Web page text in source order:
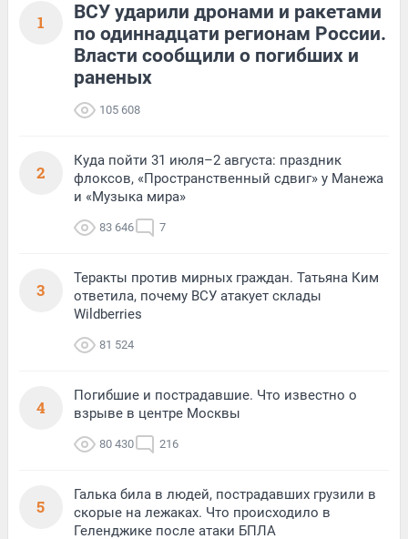
1
ВСУ ударили дронами и ракетами
по одиннадцати регионам России.
Власти сообщили о погибших и
раненых
105 608
2
Куда пойти 31 июля–2 августа: праздник
флоксов, «Пространственный сдвиг» у Манежа
и «Музыка мира»
83 646 7
3
Теракты против мирных граждан. Татьяна Ким
ответила, почему ВСУ атакует склады
Wildberries
81 524
4
Погибшие и пострадавшие. Что известно о
взрыве в центре Москвы
80 430 216
5
Галька била в людей, пострадавших грузили в
скорые на лежаках. Что происходило в
Геленджике после атаки БПЛА